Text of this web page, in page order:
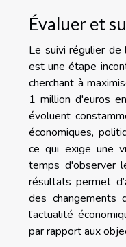
Évaluer et
Le suivi régulier de
est une étape
cherchant à
1 million d'euros
évoluent
économiques,
ce qui exige une
temps d'observer
résultats permet
des changements
l’actualité
par rapport aux